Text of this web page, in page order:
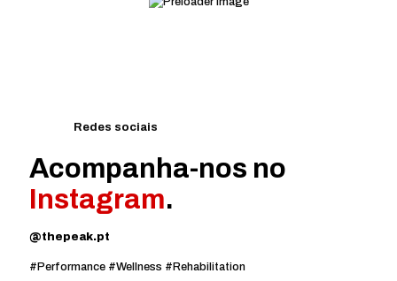
Redes sociais
Acompanha-nos no
Instagram.
@thepeak.pt
#Performance #Wellness #Rehabilitation